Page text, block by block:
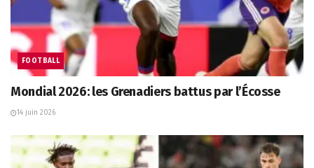
FOOTBALL
Mondial 2026: les Grenadiers battus par l’Écosse
14 juin 2026